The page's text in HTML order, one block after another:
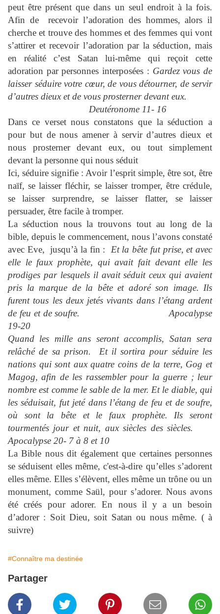
peut être présent que dans un seul endroit à la fois.
Afin de recevoir l’adoration des hommes, alors il
cherche et trouve des hommes et des femmes qui vont
s’attirer et recevoir l’adoration par la séduction, mais
en réalité c’est Satan lui-même qui reçoit cette
adoration par personnes interposées : Gardez vous de
laisser séduire votre cœur, de vous détourner, de servir
d’autres dieux et de vous prosterner devant eux.
Deutéronome 11- 16
Dans ce verset nous constatons que la séduction a
pour but de nous amener à servir d’autres dieux et
nous prosterner devant eux, ou tout simplement
devant la personne qui nous séduit
Ici, séduire signifie : Avoir l’esprit simple, être sot, être
naïf, se laisser fléchir, se laisser tromper, être crédule,
se laisser surprendre, se laisser flatter, se laisser
persuader, être facile à tromper.
La séduction nous la trouvons tout au long de la
bible, depuis le commencement, nous l’avons constaté
avec Eve, jusqu’à la fin :
Et la bête fut prise, et avec
elle le faux prophète, qui avait fait devant elle les
prodiges par lesquels il avait séduit ceux qui avaient
pris la marque de la bête et adoré son image. Ils
furent tous les deux jetés vivants dans l’étang ardent
de feu et de soufre. Apocalypse
19-20
Quand les mille ans seront accomplis, Satan sera
relâché de sa prison. Et il sortira pour séduire les
nations qui sont aux quatre coins de la terre, Gog et
Magog, afin de les rassembler pour la guerre ; leur
nombre est comme le sable de la mer. Et le diable, qui
les séduisait, fut jeté dans l’étang de feu et de soufre,
où sont la bête et le faux prophète. Ils seront
tourmentés jour et nuit, aux siècles des siècles.
Apocalypse 20- 7 à 8 et 10
La Bible nous dit également que certaines personnes
se séduisent elles même, c'est-à-dire qu’elles s’adorent
elles même. Elles s’élèvent, elles même un trône ou un
monument, comme Saül, pour s’adorer. Nous avons
été créés pour adorer. En nous il y a un besoin
d’adorer : Soit Dieu, soit Satan ou nous même. ( à
suivre)
#Connaître ma destinée
Partager